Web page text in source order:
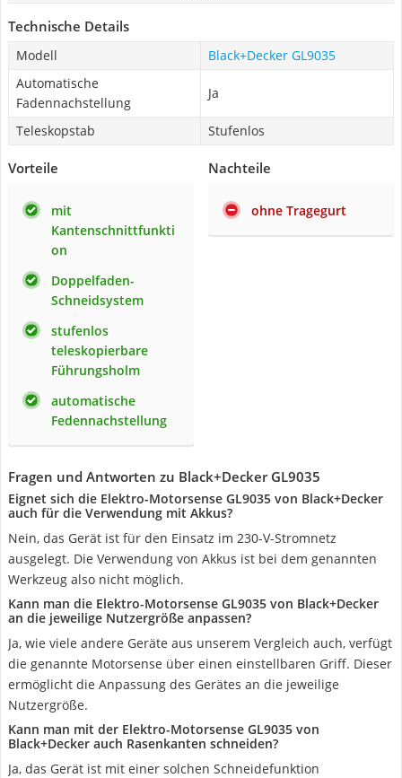
Technische Details
Modell
Black+Decker GL9035
Automatische
Fadennachstellung
Ja
Teleskopstab Stufenlos
Vorteile
mit
Kantenschnittfunkti
on
Doppelfaden-
Schneidsystem
stufenlos
teleskopierbare
Führungsholm
automatische
Fedennachstellung
Nachteile
ohne Tragegurt
Fragen und Antworten zu Black+Decker GL9035
Eignet sich die Elektro-Motorsense GL9035 von Black+Decker
auch für die Verwendung mit Akkus?
Nein, das Gerät ist für den Einsatz im 230-V-Stromnetz
ausgelegt. Die Verwendung von Akkus ist bei dem genannten
Werkzeug also nicht möglich.
Kann man die Elektro-Motorsense GL9035 von Black+Decker
an die jeweilige Nutzergröße anpassen?
Ja, wie viele andere Geräte aus unserem Vergleich auch, verfügt
die genannte Motorsense über einen einstellbaren Griff. Dieser
ermöglicht die Anpassung des Gerätes an die jeweilige
Nutzergröße.
Kann man mit der Elektro-Motorsense GL9035 von
Black+Decker auch Rasenkanten schneiden?
Ja, das Gerät ist mit einer solchen Schneidefunktion